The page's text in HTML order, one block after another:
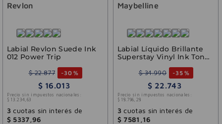
Revlon
Labial Revlon Suede Ink
012 Power Trip
$ 22.877 -30 %
$ 16.013
Precio sin impuestos nacionales:
$ 13 234 63
3 cuotas sin interés de
$ 5337 ,96
Maybelline
Labial Líquido Brillante
Superstay Vinyl Ink Tono
$ 34.990 -35 %
$ 22.743
Precio sin impuestos nacionales:
$ 18 796 28
3 cuotas sin interés de
$ 7581 16